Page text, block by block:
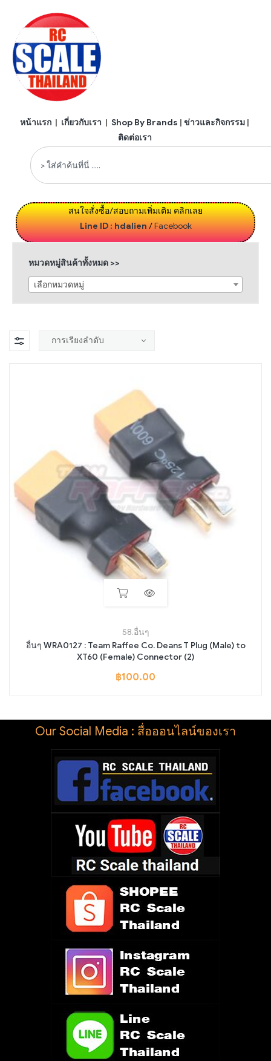
หน้าแรก | เกี่ยวกับเรา | Shop By Brands | ข่าวและกิจกรรม |
ติดต่อเรา
สนใจสั่งซื้อ/สอบถามเพิ่มเติม คลิกเลย
Line ID : hdalien/Facebook
หมวดหมู่สินค้าทั้งหมด >>
เลือกหมวดหมู่
58.อื่นๆ
อื่นๆ WRA0127 : Team Raffee Co. Deans T Plug (Male) to
XT60 (Female) Connector (2)
฿100.00
Our Social Media : สื่อออนไลน์ของเรา